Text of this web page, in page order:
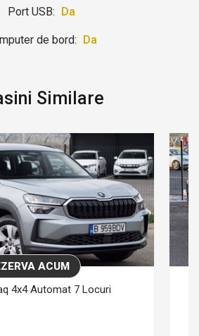
Port USB: Da
de bord: Da
Similare
ACUM
4x4 Automat 7 Locuri